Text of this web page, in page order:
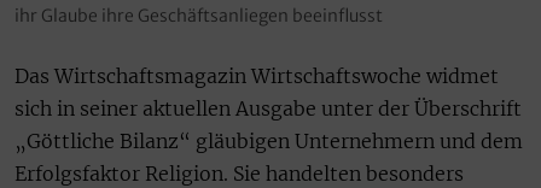
ihr Glaube ihre Geschäftsanliegen beeinflusst
Das Wirtschaftsmagazin Wirtschaftswoche widmet
sich in seiner aktuellen Ausgabe unter der Überschrift
„Göttliche Bilanz“ gläubigen Unternehmern und dem
Erfolgsfaktor Religion. Sie handelten besonders